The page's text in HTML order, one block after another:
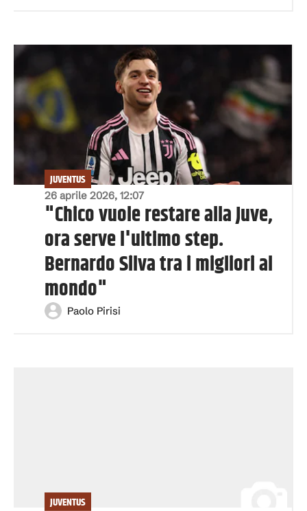
26 aprile 2026, 12:07
JUVENTUS
"Chico vuole restare alla Juve,
ora serve l'ultimo step.
Bernardo Silva tra i migliori al
mondo"
Paolo Pirisi
JUVENTUS